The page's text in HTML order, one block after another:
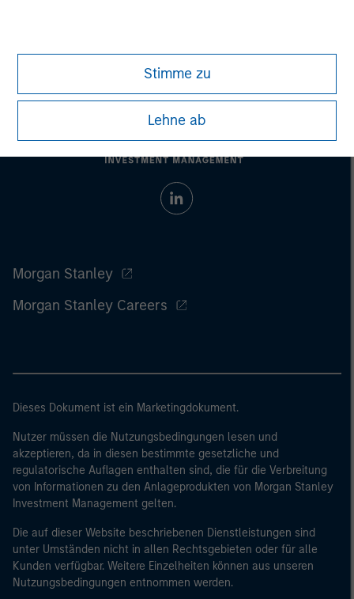
Stimme zu
Lehne ab
Morgan Stanley
Morgan Stanley Careers
Dieses Dokument ist ein Marketingdokument.
Nutzer müssen die Nutzungsbedingungen lesen und
akzeptieren, da in diesen bestimmte gesetzliche und
regulatorische Auflagen enthalten sind, die für die Verbreitung
von Informationen zu den Anlageprodukten von Morgan Stanley
Investment Management gelten.
Die auf dieser Website beschriebenen Dienstleistungen sind
unter Umständen nicht in allen Rechtsgebieten oder für alle
Kunden verfügbar. Weitere Einzelheiten können aus unseren
Nutzungsbedingungen entnommen werden.